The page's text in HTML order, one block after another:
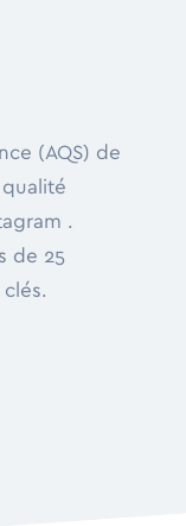
(AQS) de
.
de 25